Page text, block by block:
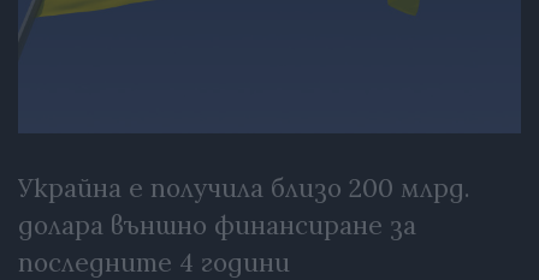
Украйна е получила близо 200 млрд.
долара външно финансиране за
последните 4 години